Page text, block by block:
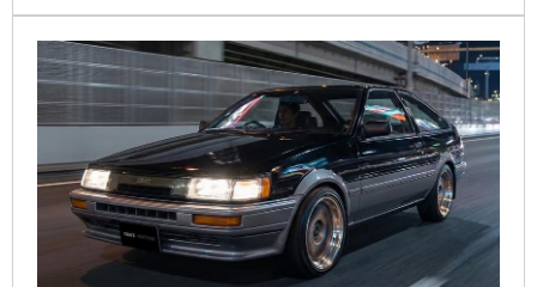
更針對硬派玩家需求全面升級。